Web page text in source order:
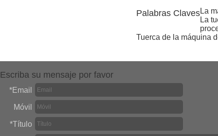
Palabras ClavesLa
La
Tuerca de la máquina
Escriba su mensaje por favor
*Email
Móvil
*Título